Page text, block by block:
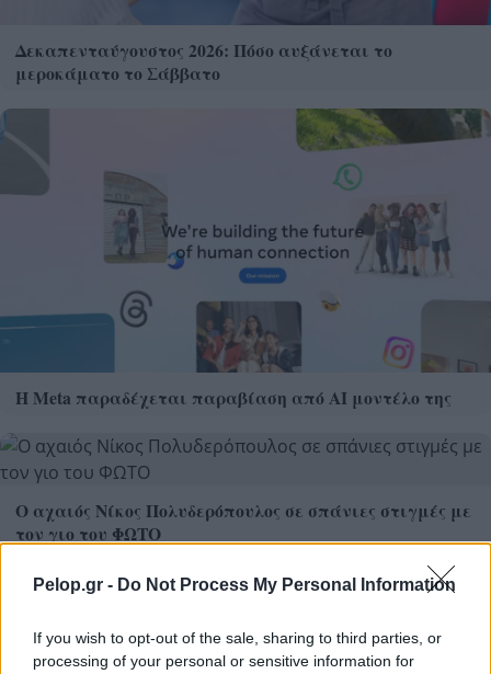
Pelop.gr - Do Not Process My Personal Information
If you wish to opt-out of the sale, sharing to third parties, or
processing of your personal or sensitive information for
Δεκαπενταύγουστος 2026: Πόσο αυξάνεται το
μεροκάματο το Σάββατο
Η Meta παραδέχεται παραβίαση από AI μοντέλο της
Ο αχαιός Νίκος Πολυδερόπουλος σε σπάνιες στιγμές με
τον γιο του ΦΩΤΟ